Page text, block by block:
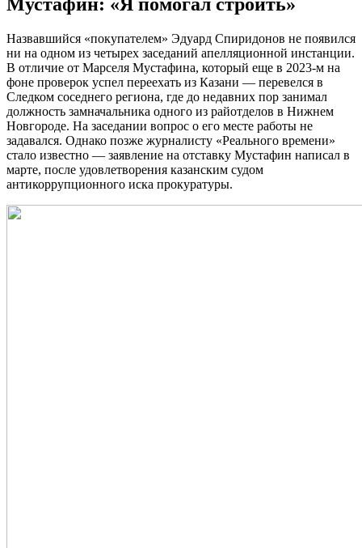
Назвавшийся «покупателем» Эдуард Спиридонов не появился
ни на одном из четырех заседаний апелляционной инстанции.
В отличие от Марселя Мустафина, который еще в 2023-м на
фоне проверок успел переехать из Казани — перевелся в
Следком соседнего региона, где до недавних пор занимал
должность замначальника одного из райотделов в Нижнем
Новгороде. На заседании вопрос о его месте работы не
задавался. Однако позже журналисту «Реального времени»
стало известно — заявление на отставку Мустафин написал в
марте, после удовлетворения казанским судом
антикоррупционного иска прокуратуры.